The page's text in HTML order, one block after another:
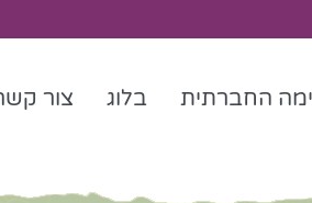
החברתית בלוג צור